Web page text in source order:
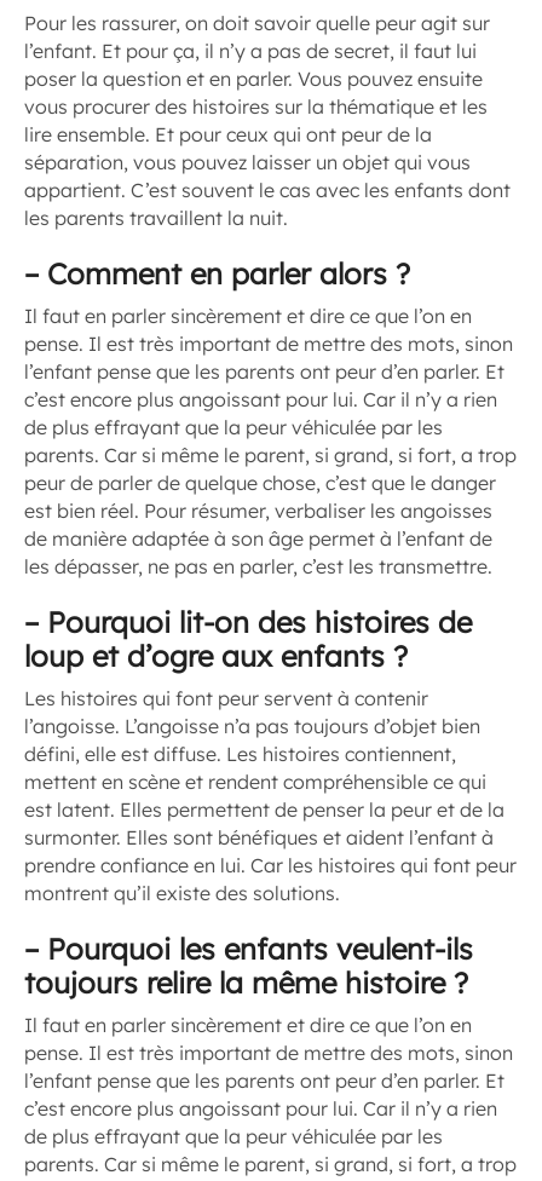
Pour les rassurer, on doit savoir quelle peur agit sur
l’enfant. Et pour ça, il n’y a pas de secret, il faut lui
poser la question et en parler. Vous pouvez ensuite
vous procurer des histoires sur la thématique et les
lire ensemble. Et pour ceux qui ont peur de la
séparation, vous pouvez laisser un objet qui vous
appartient. C’est souvent le cas avec les enfants dont
les parents travaillent la nuit.
– Comment en parler alors ?
Il faut en parler sincèrement et dire ce que l’on en
pense. Il est très important de mettre des mots, sinon
l’enfant pense que les parents ont peur d’en parler. Et
c’est encore plus angoissant pour lui. Car il n’y a rien
de plus effrayant que la peur véhiculée par les
parents. Car si même le parent, si grand, si fort, a trop
peur de parler de quelque chose, c’est que le danger
est bien réel. Pour résumer, verbaliser les angoisses
de manière adaptée à son âge permet à l’enfant de
les dépasser, ne pas en parler, c’est les transmettre.
– Pourquoi lit-on des histoires de
loup et d’ogre aux enfants ?
Les histoires qui font peur servent à contenir
l’angoisse. L’angoisse n’a pas toujours d’objet bien
défini, elle est diffuse. Les histoires contiennent,
mettent en scène et rendent compréhensible ce qui
est latent. Elles permettent de penser la peur et de la
surmonter. Elles sont bénéfiques et aident l’enfant à
prendre confiance en lui. Car les histoires qui font peur
montrent qu’il existe des solutions.
– Pourquoi les enfants veulent-ils
toujours relire la même histoire ?
Il faut en parler sincèrement et dire ce que l’on en
pense. Il est très important de mettre des mots, sinon
l’enfant pense que les parents ont peur d’en parler. Et
c’est encore plus angoissant pour lui. Car il n’y a rien
de plus effrayant que la peur véhiculée par les
parents. Car si même le parent, si grand, si fort, a trop